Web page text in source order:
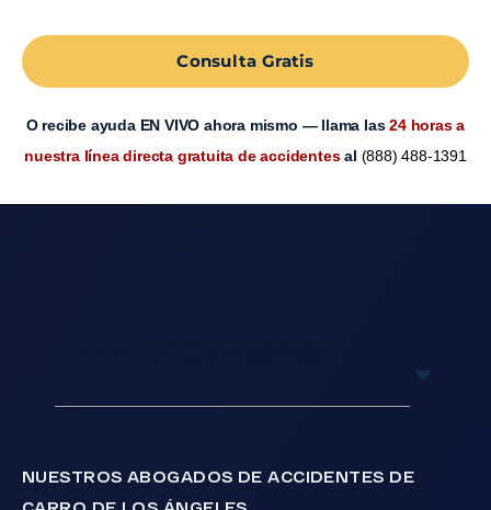
Consulta Gratis
O recibe ayuda EN VIVO ahora mismo — llama las24 horas a
nuestra línea directa gratuita de accidentesal (888) 488-1391
NUESTROS ABOGADOS DE ACCIDENTES DE